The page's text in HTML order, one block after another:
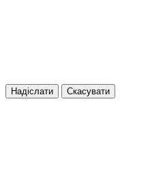
Надіслати Скасувати